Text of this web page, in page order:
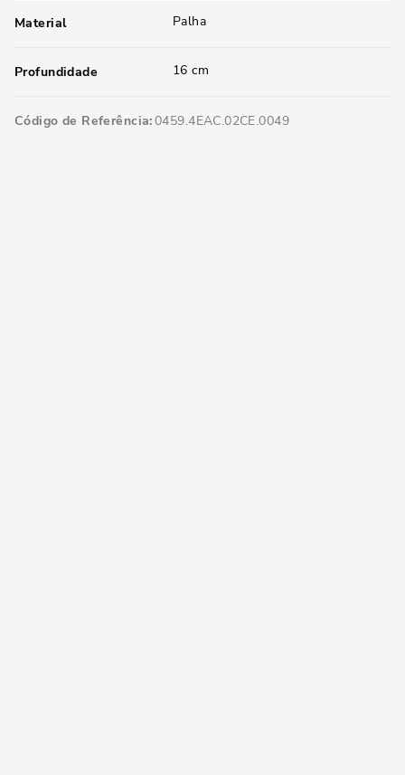
Material Palha
Profundidade 16 cm
Código de Referência 0459.4EAC.02CE.0049